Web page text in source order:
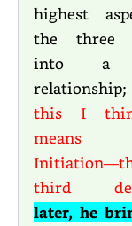
highest
the three
into a
this I
means
third
later, he